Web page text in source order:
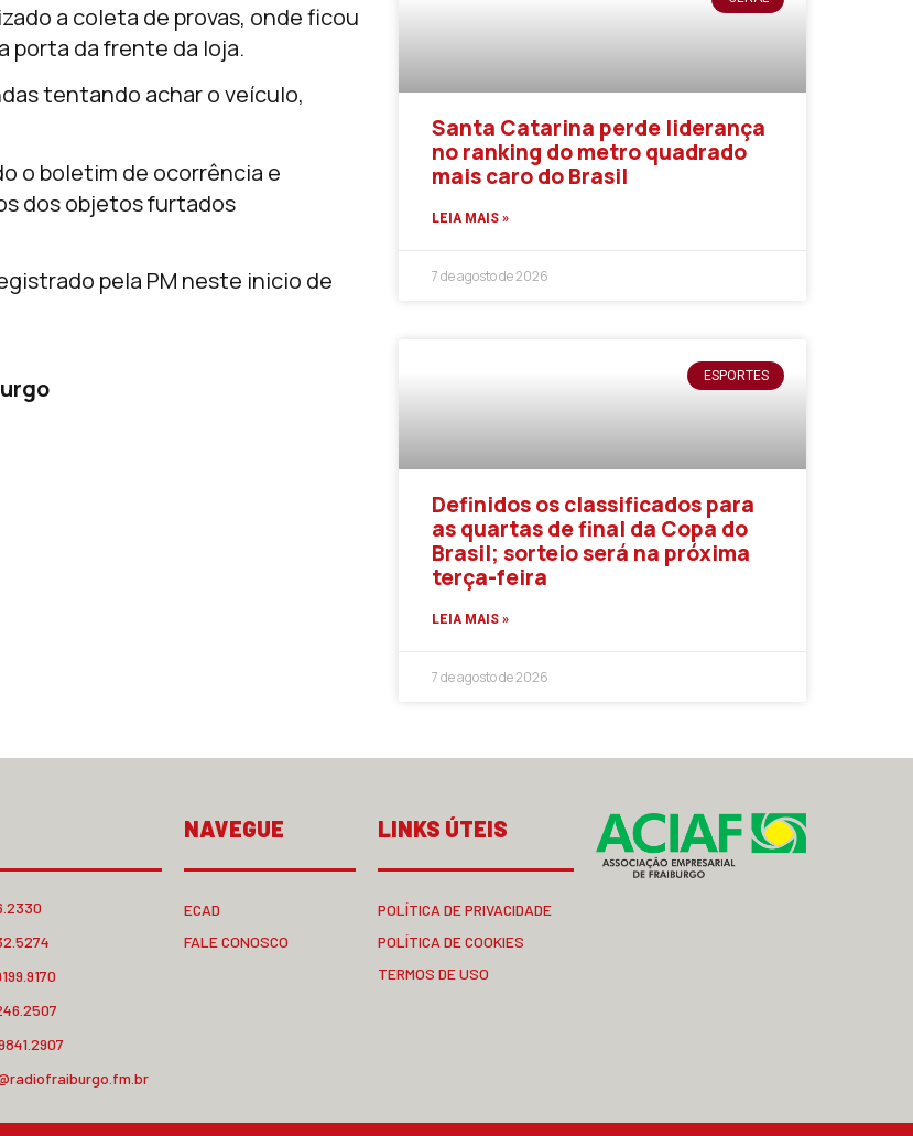
a coleta de provas, onde ficou
porta da frente da loja.
tentando achar o veículo,
o boletim de ocorrência e
dos objetos furtados
pela PM neste inicio de
Santa Catarina perde liderança
no ranking do metro quadrado
mais caro do Brasil
LEIA MAIS »
7 de agosto de 2026
ESPORTES
Definidos os classificados para
as quartas de final da Copa do
Brasil; sorteio será na próxima
terça-feira
LEIA MAIS »
7 de agosto de 2026
NAVEGUE
ECAD
FALE CONOSCO
LINKS ÚTEIS
POLÍTICA DE PRIVACIDADE
POLÍTICA DE COOKIES
TERMOS DE USO